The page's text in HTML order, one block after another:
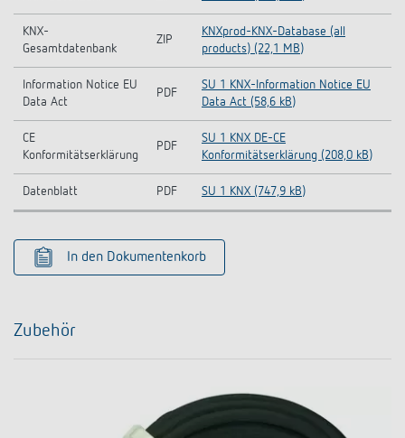
KNX-
Gesamtdatenbank
ZIP
KNXprod-KNX-Database (all
products) (22,1 MB)
Information Notice EU
Data Act
PDF
SU 1 KNX-Information Notice EU
Data Act (58,6 kB)
CE
Konformitätserklärung
PDF
SU 1 KNX DE-CE
Konformitätserklärung (208,0 kB)
Datenblatt PDF SU 1 KNX (747,9 kB)
In den Dokumentenkorb
Zubehör